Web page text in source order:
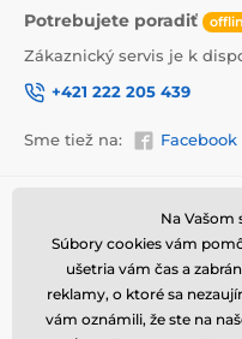
Vysoko kvalitná tlač
obrazov dôkladne
plátno, ktorého
pozostáva zozmesi
sme ani na
ekologické, čo
Potrebujete poradiť
Zákaznický servis je k
+421 222 205 439
Sme tiež na: Facebook
Informácie o nákupe
Obchodné a reklamačné
podmienky
Ochrana osobných údajov
Na Vašom
Súbory cookies vám
ušetria vám čas a
reklamy, o ktoré sa
vám oznámili, že ste na